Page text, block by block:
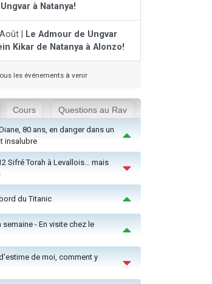
à Natanya!
|
Le Admour de Ungvar
Kikar de Natanya à Alonzo!
les événements à venir
Cours Questions au Rav
80 ans, en danger dans un
insalubre
Sifré Torah à Levallois… mais
du Titanic
- En visite chez le
de moi, comment y